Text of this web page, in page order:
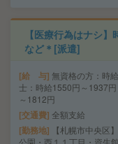
【医療行為はナシ
など＊[派遣]
給 与 無資格の方：時
士：時給1550円～1937
～1812円
交通費 全額支給
勤務地
【札幌市中央区